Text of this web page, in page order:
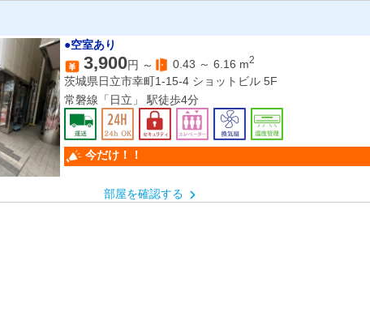
●空室あり
3,900円 ～ 0.43 ～ 6.16 m2
茨城県日立市幸町1-15-4 ショットビル 5F
常磐線「日立」 駅徒歩4分
今だけ！！
部屋を確認する